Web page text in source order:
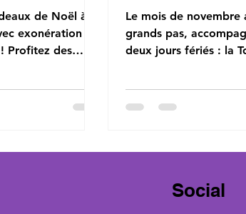
de Noël à
exonération
Profitez des
entreprise ?
Le mois de novembre
grands pas,
deux jours fériés : la
Social